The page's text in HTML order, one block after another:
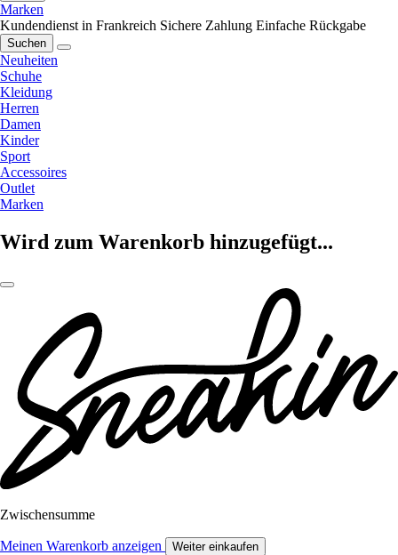
Marken
Kundendienst in Frankreich Sichere Zahlung Einfache Rückgabe
Suchen
Neuheiten
Schuhe
Kleidung
Herren
Damen
Kinder
Sport
Accessoires
Outlet
Marken
Wird zum Warenkorb hinzugefügt...
Zwischensumme
Meinen Warenkorb anzeigen Weiter einkaufen